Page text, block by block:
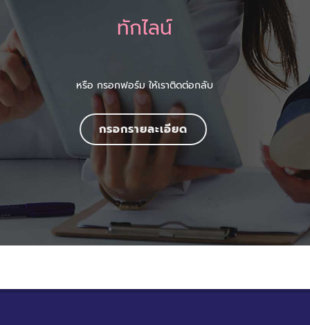
ทักไลน์
หรือ กรอกฟอร์ม ให้เราติดต่อกลับ
กรอกรายละเอียด